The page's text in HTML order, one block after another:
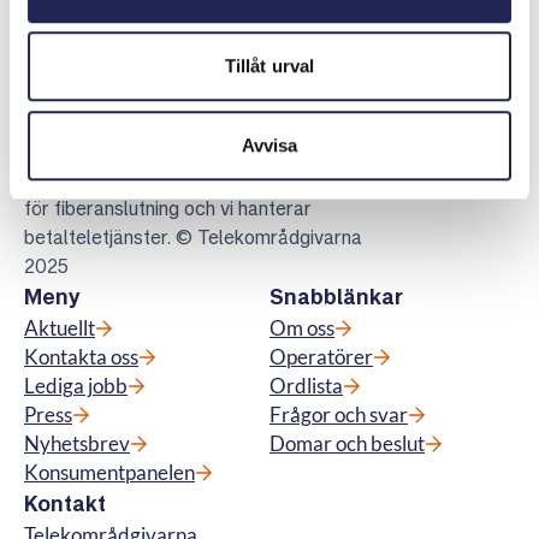
Tillåt urval
Avvisa
Telekområdgivarna
Telekområdgivarna ger opartisk och
kostnadsfri vägledning till konsumenter om
abonnemang för tv, telefoni, bredband samt
för fiberanslutning och vi hanterar
betalteletjänster. © Telekområdgivarna
2025
Meny
Aktuellt
Kontakta oss
Lediga jobb
Press
Nyhetsbrev
Konsumentpanelen
Snabblänkar
Om oss
Operatörer
Ordlista
Frågor och svar
Domar och beslut
Kontakt